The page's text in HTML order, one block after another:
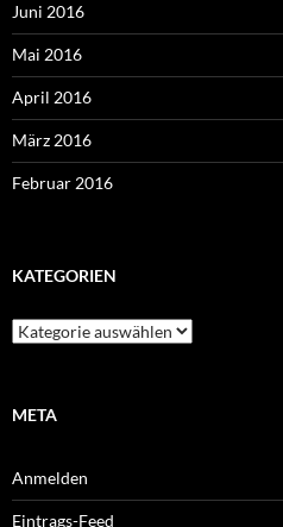
Juni 2016
Mai 2016
April 2016
März 2016
Februar 2016
KATEGORIEN
Kategorien
META
Anmelden
Eintrags-Feed